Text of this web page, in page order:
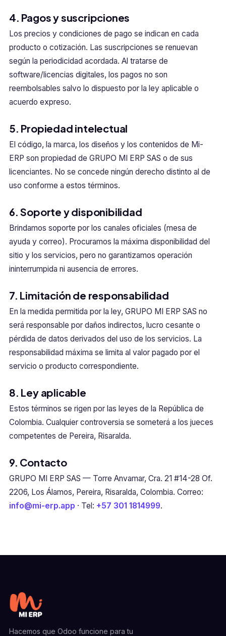
4. Pagos y suscripciones
Los precios y condiciones de pago se indican en cada
producto o cotización. Las suscripciones se renuevan
según la periodicidad acordada. Al tratarse de
software/licencias digitales, los pagos no son
reembolsables salvo lo dispuesto por la ley aplicable o
acuerdo expreso.
5. Propiedad intelectual
El código, la marca, los diseños y los contenidos de Mi-
ERP son propiedad de GRUPO MI ERP SAS o de sus
licenciantes. No se concede ningún derecho distinto al de
uso conforme a estos términos.
6. Soporte y disponibilidad
Brindamos soporte por los canales oficiales (mesa de
ayuda y correo). Procuramos la máxima disponibilidad del
sitio y los servicios, pero no garantizamos operación
ininterrumpida ni ausencia de errores.
7. Limitación de responsabilidad
En la medida permitida por la ley, GRUPO MI ERP SAS no
será responsable por daños indirectos, lucro cesante o
pérdida de datos derivados del uso de los servicios. La
responsabilidad máxima se limita al valor pagado por el
servicio o producto correspondiente.
8. Ley aplicable
Estos términos se rigen por las leyes de la República de
Colombia. Cualquier controversia se someterá a los jueces
competentes de Pereira, Risaralda.
9. Contacto
GRUPO MI ERP SAS — Torre Anvamar, Cra. 21 #14-28 Of.
2206, Los Álamos, Pereira, Risaralda, Colombia. Correo:
info@mi-erp.app · Tel: +57 301 1814999.
Hacemos que Odoo funcione para tu